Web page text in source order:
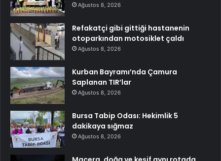
Ağustos 8, 2026
Refakatçi gibi gittiği hastanenin
otoparkından motosiklet çaldı
Ağustos 8, 2026
Kurban Bayramı’nda Çamura
Saplanan TIR’lar
Ağustos 8, 2026
Bursa Tabip Odası: Hekimlik 5
dakikaya sığmaz
Ağustos 8, 2026